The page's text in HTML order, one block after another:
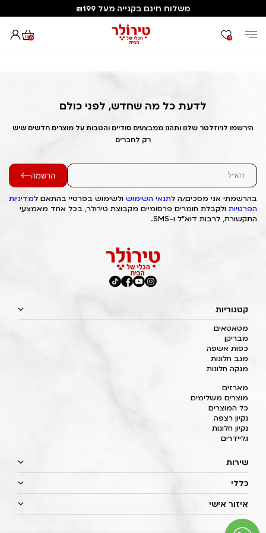
משלוח חינם בקנייה מעל ₪199
0 0
דף הבית Out of Stock Alert 2025/04/07 1744047852
לדעת כל מה שחדש, לפני כולם
הירשמו לניוזלטר שלנו ותהנו ממבצעים סודיים והטבות על מוצרים חדשים שיש
רק לחברים
הרשמה
בהרשמתי אני מסכים/ה לתנאי השימוש ולשימוש בפרטיי בהתאם למדיניות
הפרטיות ולקבלת חומרים פרסומיים מקבוצת טירולר, בכל אחד מאמצעי
התקשורת, לרבות דוא"ל ו-SMS.
קטגוריות
מטאטאים
מבריקן
כפות אשפה
מגב חלונות
מנקה חלונות
מארזים
מוצרים משלימים
כל המוצרים
נקיון רצפה
נקיון חלונות
גליידרים
שירות
כללי
איזור אישי